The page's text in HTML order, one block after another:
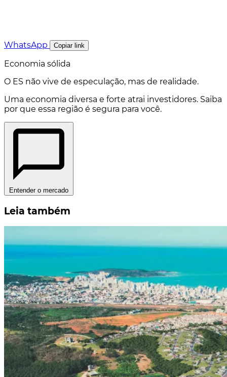
WhatsApp Copiar link
Economia sólida
O ES não vive de especulação, mas de realidade.
Uma economia diversa e forte atrai investidores. Saiba
por que essa região é segura para você.
Entender o mercado
Leia também